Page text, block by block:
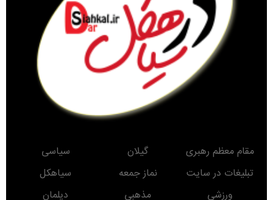
مقام معظم رهبری گیلان
سیاسی
تبلیغات در سایت
نماز جمعه
سیاهکل
ورزشی
مذهبی
دیلمان